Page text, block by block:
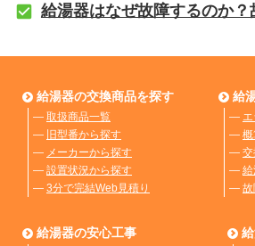
給湯器はなぜ故障するのか？
給湯器の交換商品を探す
― 取扱商品一覧
― 旧型番から探す
― メーカーから探す
― 設置状況から探す
― 3分で完結Web見積り
給
―
―
― 交
― 給
― 故
給湯器の安心工事